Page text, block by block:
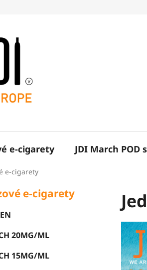
e-cigarety JDI March POD
e-cigarety
e-cigarety
20MG/ML
15MG/ML